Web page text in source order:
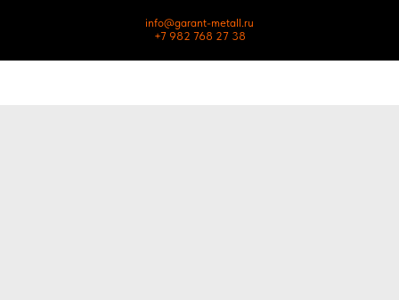
info@garant-metall.ru
+7 982 768 27 38